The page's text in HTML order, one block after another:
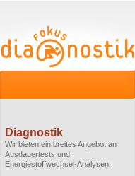
Diagnostik
Wir bieten ein breites Angebot an
Ausdauertests und
Energiestoffwechsel-Analysen.